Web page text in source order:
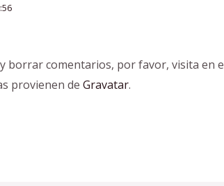
borrar comentarios, por favor, visita en
provienen de Gravatar.